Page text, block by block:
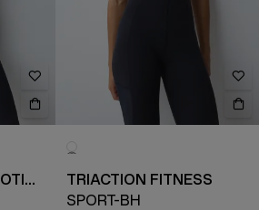
TRIACTION FREE MOTION
TRIACTION FITNESS
SPORT-BH